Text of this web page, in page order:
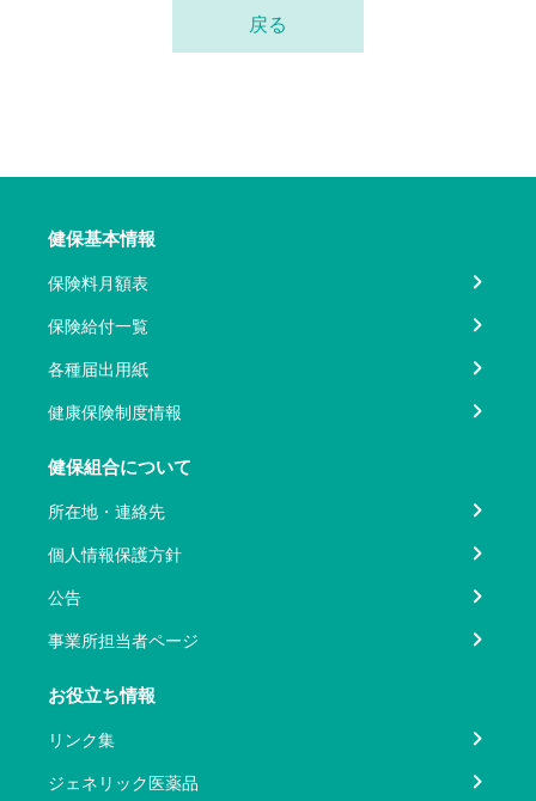
戻る
健保基本情報
保険料月額表
保険給付一覧
各種届出用紙
健康保険制度情報
健保組合について
所在地・連絡先
個人情報保護方針
公告
事業所担当者ページ
お役立ち情報
リンク集
ジェネリック医薬品